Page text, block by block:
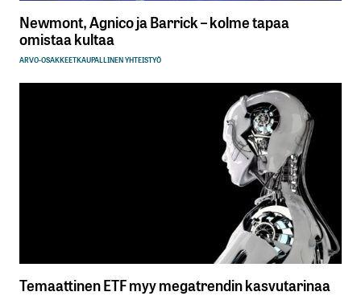
Newmont, Agnico ja Barrick – kolme tapaa
omistaa kultaa
ARVO-OSAKKEETKAUPALLINEN YHTEISTYÖ
Temaattinen ETF myy megatrendin kasvutarinaa